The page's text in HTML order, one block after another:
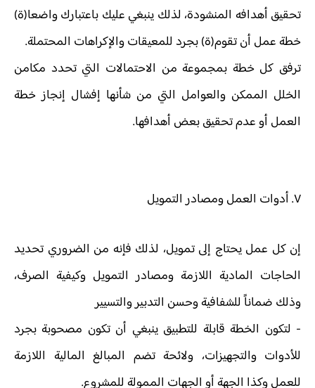
تحقيق أهدافه المنشودة، لذلك ينبغي عليك باعتبارك واضعا(ة)
خطة عمل أن تقوم(ة) بجرد للمعيقات والإكراهات المحتملة.
ترفق كل خطة بمجموعة من الاحتمالات التي تحدد مكامن
الخلل الممكن والعوامل التي من شأنها إفشال إنجاز خطة
العمل أو عدم تحقيق بعض أهدافها.
٧. أدوات العمل ومصادر التمويل
إن كل عمل يحتاج إلى تمويل، لذلك فإنه من الضروري تحديد
الحاجات المادية اللازمة ومصادر التمويل وكيفية الصرف،
وذلك ضماناً للشفافية وحسن التدبير والتسيير
- لتكون الخطة قابلة للتطبيق ينبغي أن تكون مصحوبة بجرد
للأدوات والتجهيزات، ولائحة تضم المبالغ المالية اللازمة
للعمل وكذا الجهة أو الجهات الممولة للمشروع.